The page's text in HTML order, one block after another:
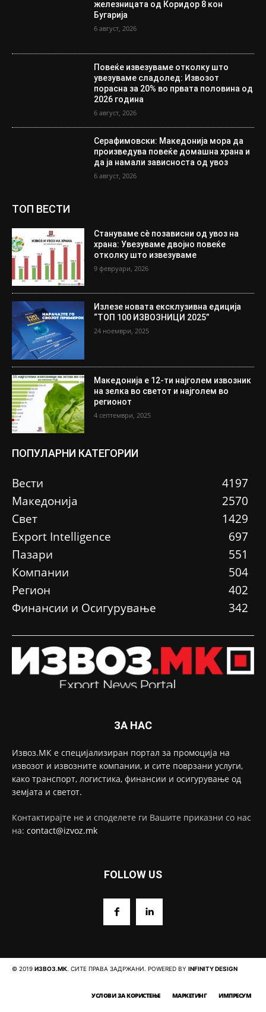
железницата од Коридор 8 кон
Бугарија
6 август, 2026
Повеќе извезуваме отколку што
увезуваме сладолед: Извозот
порасна за 20% во првата половина од
2026 година
6 август, 2026
Серафимовски: Македонија мора да
произведува повеќе домашна храна и
да ја намали зависноста од увоз
6 август, 2026
ТОП ВЕСТИ
Стануваме сè позависни од увоз на
храна: Увезуваме двојно повеќе
отколку што извезуваме
9 февруари, 2026
Излезе новата ексклузивна едиција
“ТОП 100 ИЗВОЗНИЦИ 2025”
24 ноември, 2025
Македонија е 12-ти најголем извозник
на зелка во светот и најголем во
регионот
4 септември, 2025
ПОПУЛАРНИ КАТЕГОРИИ
Вести
4197
Македонија
2570
Свет
1429
Еxport Intelligence
697
Пазари
551
Компании
504
Регион
402
Финансии и Осигурување
342
ЗА НАС
Извоз.МК е специјализиран портал за промоција на
извозот и извозните компании, и сите поврзани услуги,
како транспорт, логистика, финансии и осигурување од
земјата и светот.
Контактирајте не и споделете ги Вашите приказни со нас
на: contact@izvoz.mk
FOLLOW US
© 2019 ИЗВОЗ.МК. СИТЕ ПРАВА ЗАДРЖАНИ. POWERED BY INFINITY DESIGN
УСЛОВИ ЗА КОРИСТЕЊЕ МАРКЕТИНГ ИМПРЕСУМ